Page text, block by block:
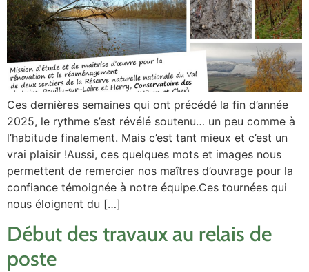
Ces dernières semaines qui ont précédé la fin d’année
2025, le rythme s’est révélé soutenu… un peu comme à
l’habitude finalement. Mais c’est tant mieux et c’est un
vrai plaisir !Aussi, ces quelques mots et images nous
permettent de remercier nos maîtres d’ouvrage pour la
confiance témoignée à notre équipe.Ces tournées qui
nous éloignent du […]
Début des travaux au relais de
poste